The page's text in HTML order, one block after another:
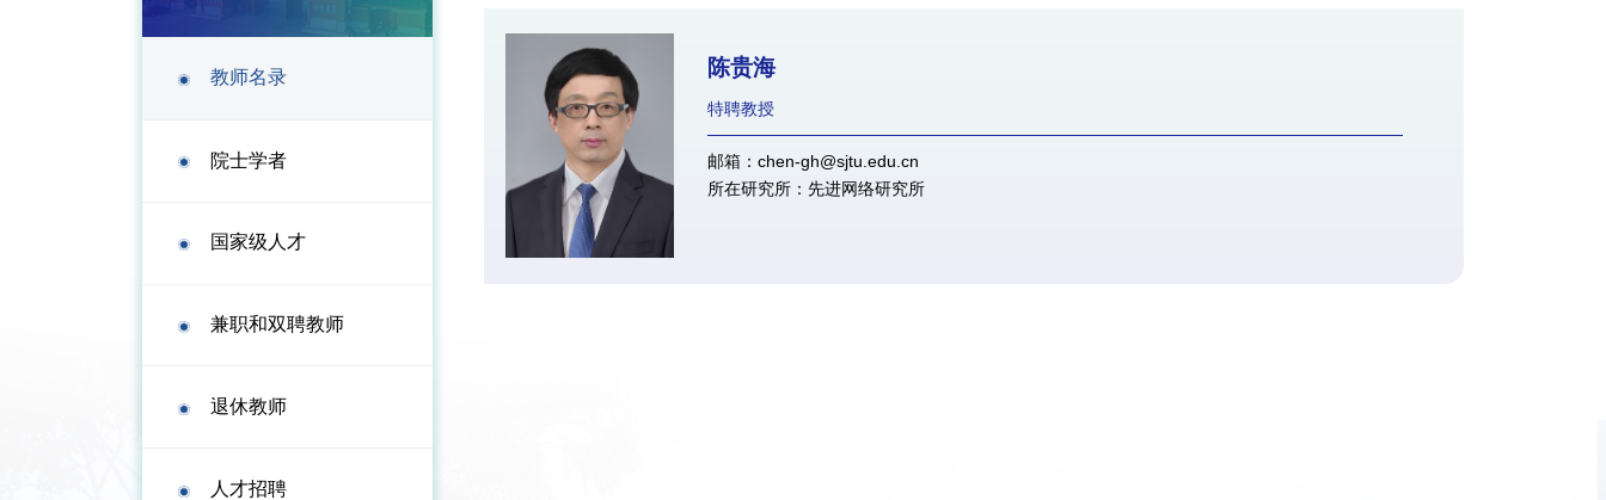
教师名录
院士学者
国家级人才
兼职和双聘教师
退休教师
人才招聘
陈贵海
特聘教授
邮箱：chen-gh@sjtu.edu.cn
所在研究所：先进网络研究所